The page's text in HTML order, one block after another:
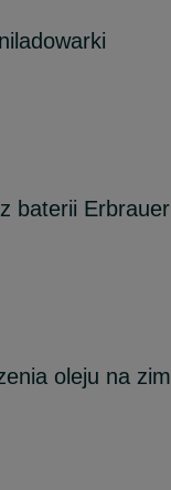
baterii
oleju na